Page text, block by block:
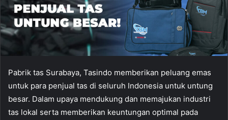
Pabrik tas Surabaya, Tasindo memberikan peluang emas
untuk para penjual tas di seluruh Indonesia untuk untung
besar. Dalam upaya mendukung dan memajukan industri
tas lokal serta memberikan keuntungan optimal pada